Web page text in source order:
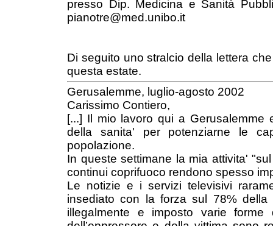
presso Dip. Medicina e Sanità
pianotre@med.unibo.it
Di seguito uno stralcio della lettera
questa estate.
Gerusalemme, luglio-agosto 2002
Carissimo Contiero,
[...] Il mio lavoro qui a
della sanita' per potenziarne le
popolazione.
In queste settimane la mia attivita'
continui coprifuoco rendono spesso
Le notizie e i servizi televisivi
insediato con la forza sul 78%
illegalmente e imposto varie